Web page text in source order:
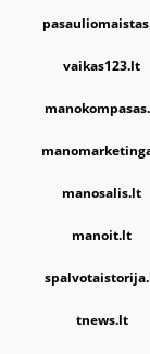
vaikas123.lt
manosalis.lt
manoit.lt
tnews.lt